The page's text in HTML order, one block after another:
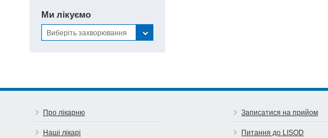
Ми лікуємо
Виберіть захворювання
Про лікарню
Наші лікарі
Записатися на прийом
Питання до LISOD